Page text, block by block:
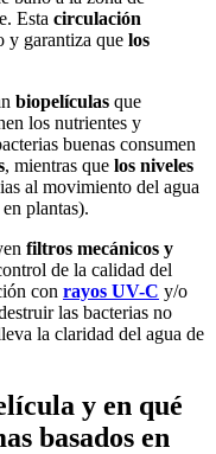
Esta circulación
y garantiza que los
biopelículas que
los nutrientes y
buenas consumen
, mientras que los niveles
al movimiento del agua
plantas).
filtros mecánicos y
de la calidad del
con rayos UV-C y/o
las bacterias no
la claridad del agua de
y en qué
basados en